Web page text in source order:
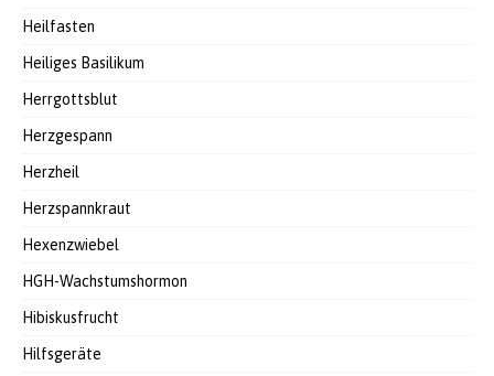
Heilfasten
Heiliges Basilikum
Herrgottsblut
Herzgespann
Herzheil
Herzspannkraut
Hexenzwiebel
HGH-Wachstumshormon
Hibiskusfrucht
Hilfsgeräte